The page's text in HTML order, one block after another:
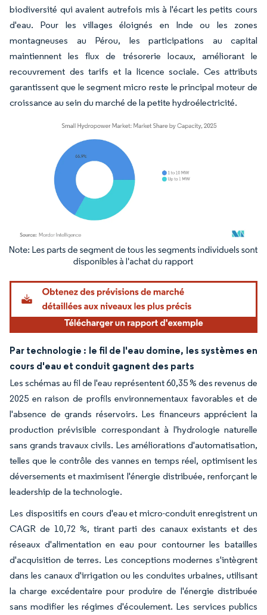
biodiversité qui avaient autrefois mis à l'écart les petits cours
d'eau. Pour les villages éloignés en Inde ou les zones
montagneuses au Pérou, les participations au capital
maintiennent les flux de trésorerie locaux, améliorant le
recouvrement des tarifs et la licence sociale. Ces attributs
garantissent que le segment micro reste le principal moteur de
croissance au sein du marché de la petite hydroélectricité.
Image © Mordor Intelligence. La réutilisation nécessite une attribution sous CC BY
Par technologie : le fil de l'eau domine, les systèmes en
cours d'eau et conduit gagnent des parts
Les schémas au fil de l'eau représentent 60,35 % des revenus de
2025 en raison de profils environnementaux favorables et de
l'absence de grands réservoirs. Les financeurs apprécient la
production prévisible correspondant à l'hydrologie naturelle
sans grands travaux civils. Les améliorations d'automatisation,
telles que le contrôle des vannes en temps réel, optimisent les
déversements et maximisent l'énergie distribuée, renforçant le
leadership de la technologie.
Les dispositifs en cours d'eau et micro-conduit enregistrent un
CAGR de 10,72 %, tirant parti des canaux existants et des
réseaux d'alimentation en eau pour contourner les batailles
d'acquisition de terres. Les conceptions modernes s'intègrent
dans les canaux d'irrigation ou les conduites urbaines, utilisant
la charge excédentaire pour produire de l'énergie distribuée
sans modifier les régimes d'écoulement. Les services publics